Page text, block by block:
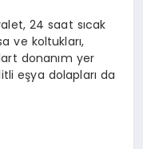
24 saat sıcak
ve koltukları,
donanım yer
eşya dolapları da